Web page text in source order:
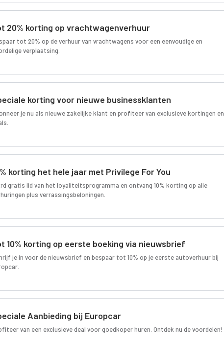
20% korting op vrachtwagenverhuur
tot 20% op de verhuur van vrachtwagens voor een eenvoudige en
verplaatsing.
korting voor nieuwe businessklanten
je nu als nieuwe zakelijke klant en profiteer van exclusieve kortingen en
korting het hele jaar met Privilege For You
gratis lid van het loyaliteitsprogramma en ontvang 10% korting op alle
plus verrassingsbeloningen.
10% korting op eerste boeking via nieuwsbrief
je in voor de nieuwsbrief en bespaar tot 10% op je eerste autoverhuur bij
Aanbieding bij Europcar
van een exclusieve deal voor goedkoper huren. Ontdek nu de voordelen!